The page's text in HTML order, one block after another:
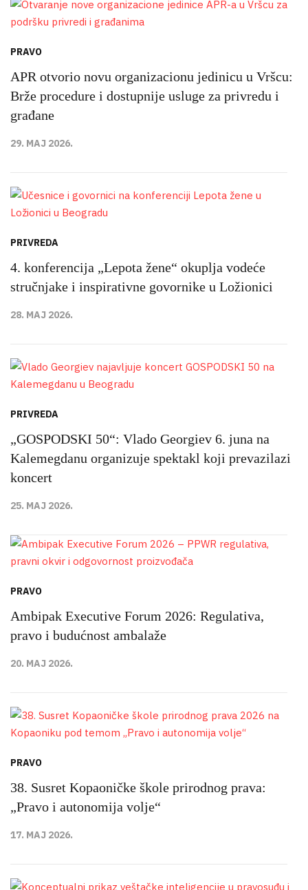
PRAVO
APR otvorio novu organizacionu jedinicu u Vršcu:
Brže procedure i dostupnije usluge za privredu i
građane
29. MAJ 2026.
PRIVREDA
4. konferencija „Lepota žene“ okuplja vodeće
stručnjake i inspirativne govornike u Ložionici
28. MAJ 2026.
PRIVREDA
„GOSPODSKI 50“: Vlado Georgiev 6. juna na
Kalemegdanu organizuje spektakl koji prevazilazi
koncert
25. MAJ 2026.
PRAVO
Ambipak Executive Forum 2026: Regulativa,
pravo i budućnost ambalaže
20. MAJ 2026.
PRAVO
38. Susret Kopaoničke škole prirodnog prava:
„Pravo i autonomija volje“
17. MAJ 2026.